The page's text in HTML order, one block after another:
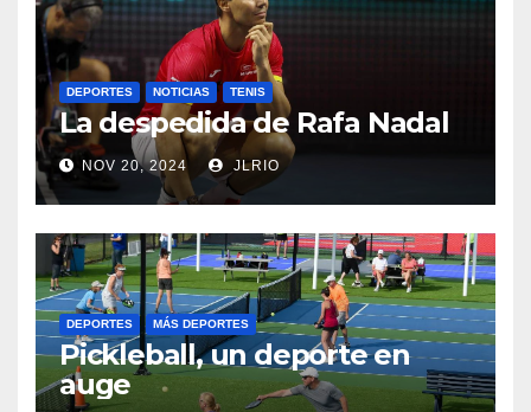
DEPORTES NOTICIAS TENIS
La despedida de Rafa Nadal
NOV 20, 2024 JLRIO
DEPORTES MÁS DEPORTES
Pickleball, un deporte en
auge